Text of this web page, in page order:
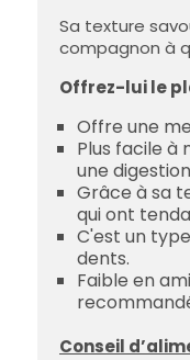
Sa texture
compagnon à
Offrez-lui le
Offre une
Plus facile à
une
Grâce à sa
qui ont
C'est un
dents.
Faible en
Conseil